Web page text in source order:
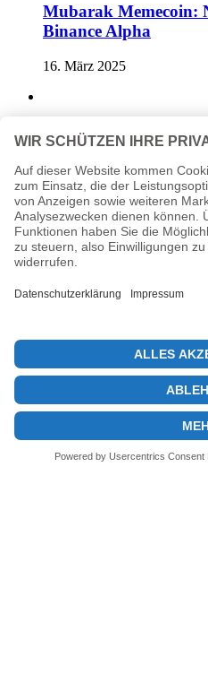
Mubarak Memecoin:
Binance Alpha
16. März 2025
Ethereum
Anstieg über 2800$
19. Juni 2025
Previous post
Ethereum DEX-Spitzenplatz:
© 2026
Impressum